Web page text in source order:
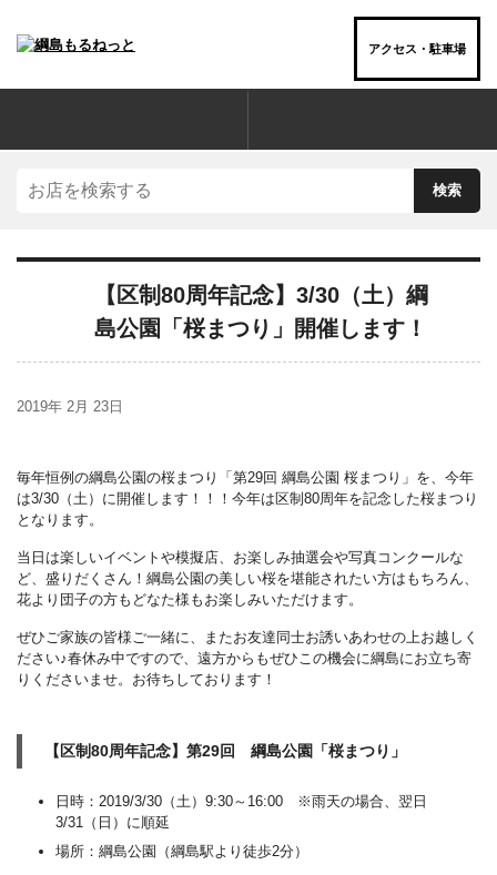
アクセス・駐車場
【区制80周年記念】3/30（土）綱
島公園「桜まつり」開催します！
2019年 2月 23日
毎年恒例の綱島公園の桜まつり「第29回 綱島公園 桜まつり」を、今年
は3/30（土）に開催します！！！今年は区制80周年を記念した桜まつり
となります。
当日は楽しいイベントや模擬店、お楽しみ抽選会や写真コンクールな
ど、盛りだくさん！綱島公園の美しい桜を堪能されたい方はもちろん、
花より団子の方もどなた様もお楽しみいただけます。
ぜひご家族の皆様ご一緒に、またお友達同士お誘いあわせの上お越しく
ださい♪春休み中ですので、遠方からもぜひこの機会に綱島にお立ち寄
りくださいませ。お待ちしております！
【区制80周年記念】第29回 綱島公園「桜まつり」
日時：2019/3/30（土）9:30～16:00 ※雨天の場合、翌日
3/31（日）に順延
場所：綱島公園（綱島駅より徒歩2分）